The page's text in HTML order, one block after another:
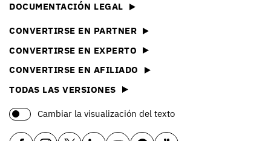
DOCUMENTACIÓN LEGAL
CONVERTIRSE EN PARTNER
CONVERTIRSE EN EXPERTO
CONVERTIRSE EN AFILIADO
TODAS LAS VERSIONES
Cambiar la visualización del texto